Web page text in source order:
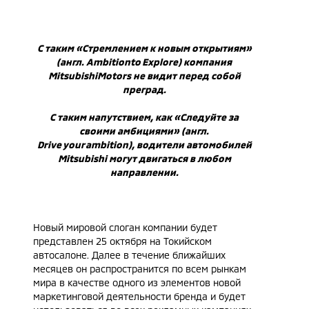
С таким «Стремлением к новым открытиям»
(англ.AmbitiontoExplore) компания
MitsubishiMotorsне видит перед собой
преград.
С таким напутствием, как «Следуйте за
своими амбициями» (англ.
Driveyourambition), водители автомобилей
Mitsubishiмогут двигаться в любом
направлении.
Новый мировой слоган компании будет
представлен 25 октября на Токийском
автосалоне. Далее в течение ближайших
месяцев он распространится по всем рынкам
мира в качестве одного из элементов новой
маркетинговой деятельности бренда и будет